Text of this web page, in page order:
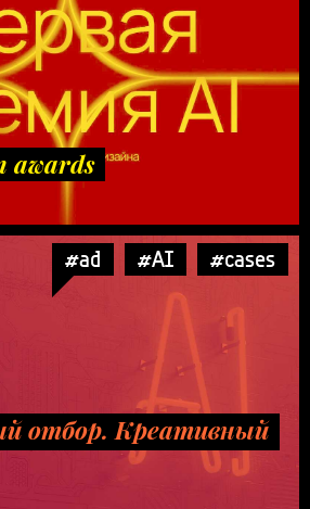
awards
#ad #AI #cases
отбор. Креативный